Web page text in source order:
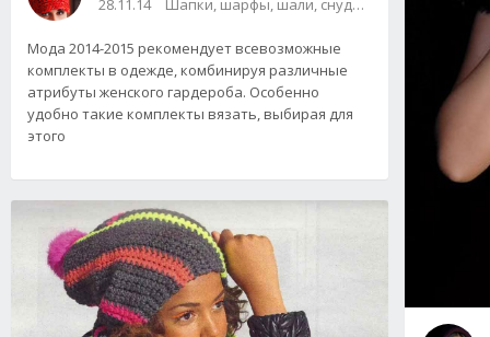
28.11.14 Шапки, шарфы, шали, снуды и палантины
Мода 2014-2015 рекомендует всевозможные
комплекты в одежде, комбинируя различные
атрибуты женского гардероба. Особенно
удобно такие комплекты вязать, выбирая для
этого